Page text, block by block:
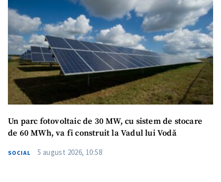
Un parc fotovoltaic de 30 MW, cu sistem de stocare
de 60 MWh, va fi construit la Vadul lui Vodă
SOCIAL 5 august 2026, 10:58